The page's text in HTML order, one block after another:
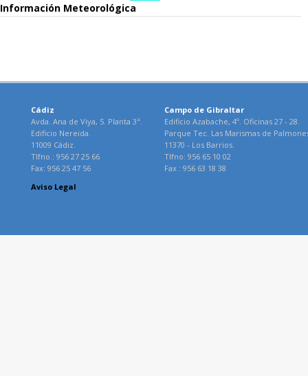
Información Meteorológica
Cádiz
Avda. Ana de Viya, 5. Planta 3ª.
Edificio Nereida.
11009 Cádiz.
Tlfno.: 956 27 25 66
Fax: 956 25 47 56
Campo de Gibraltar
Edificio Azabache, 4º. Oficinas 27 - 28.
Parque Tec. Las Marismas de
11370 - Los Barrios.
Tlfno: 956 65 10 02
Fax : 956 63 18 38
Aviso Legal